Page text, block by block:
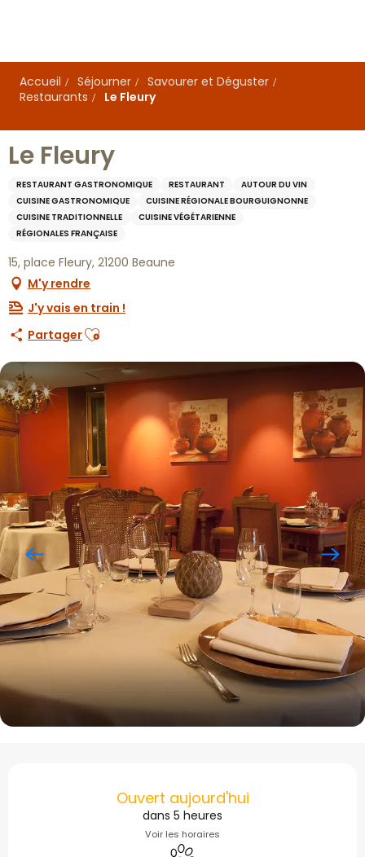
principal
Accueil
Séjourner
Savourer et Déguster
Restaurants
Le Fleury
Le Fleury
RESTAURANT GASTRONOMIQUE RESTAURANT
AUTOUR DU VIN
CUISINE GASTRONOMIQUE
CUISINE RÉGIONALE BOURGUIGNONNE
CUISINE TRADITIONNELLE
CUISINE VÉGÉTARIENNE
RÉGIONALES FRANÇAISE
15, place Fleury, 21200 Beaune
M'y rendre
J'y vais en train !
PartagerAjouter aux favoris
Ouverture et
Ouvert aujourd'hui
dans 5 heures
Voir les horaires
Animaux acceptés